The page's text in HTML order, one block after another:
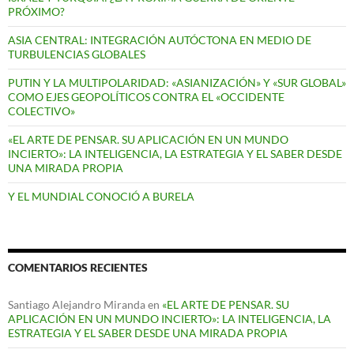
PRÓXIMO?
ASIA CENTRAL: INTEGRACIÓN AUTÓCTONA EN MEDIO DE
TURBULENCIAS GLOBALES
PUTIN Y LA MULTIPOLARIDAD: «ASIANIZACIÓN» Y «SUR GLOBAL»
COMO EJES GEOPOLÍTICOS CONTRA EL «OCCIDENTE
COLECTIVO»
«EL ARTE DE PENSAR. SU APLICACIÓN EN UN MUNDO
INCIERTO»: LA INTELIGENCIA, LA ESTRATEGIA Y EL SABER DESDE
UNA MIRADA PROPIA
Y EL MUNDIAL CONOCIÓ A BURELA
COMENTARIOS RECIENTES
Santiago Alejandro Mirandaen «EL ARTE DE PENSAR. SU
APLICACIÓN EN UN MUNDO INCIERTO»: LA INTELIGENCIA, LA
ESTRATEGIA Y EL SABER DESDE UNA MIRADA PROPIA